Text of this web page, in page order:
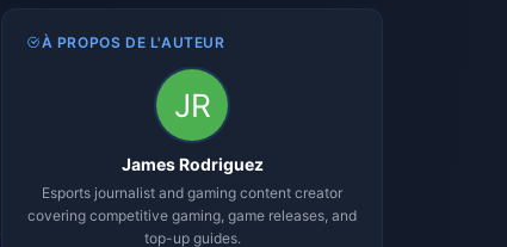
À PROPOS DE L'AUTEUR
James Rodriguez
Esports journalist and gaming content creator
covering competitive gaming, game releases, and
top-up guides.